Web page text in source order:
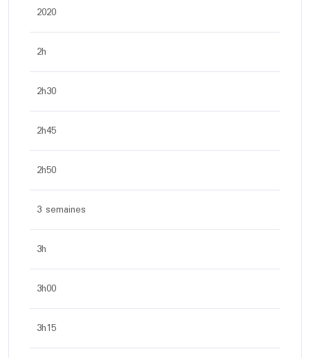
2020
2h
2h30
2h45
2h50
3 semaines
3h
3h00
3h15